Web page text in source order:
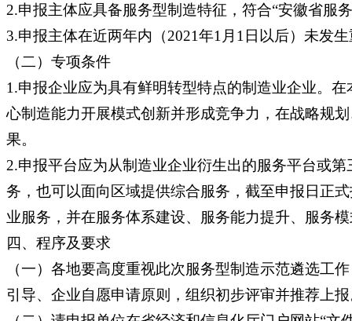
2.申报主体应具备服务型制造特征，符合“安徽省服
3.申报主体在近两年内（2021年1月1日以后）未发
（二）专项条件
1.申报企业应为具有鲜明转型特点的制造业企业。
心制造能力开展模式创新并形成竞争力，在战略规
果。
2.申报平台应为从制造业企业衍生出的服务平台或
务，也可以面向区域提供综合服务，截至申报日正
业服务，并在服务体系建设、服务能力提升、服务
四、程序及要求
（一）各地要高度重视此次服务型制造示范遴选工
引导、企业自愿申请原则，组织初步评审并推荐上